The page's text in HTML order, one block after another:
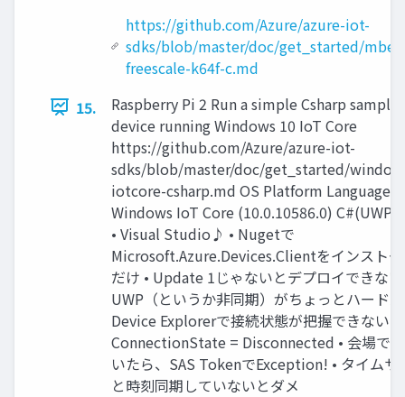
https://github.com/Azure/azure-iot-
sdks/blob/master/doc/get_started/
freescale-k64f-c.md
15.
Raspberry Pi 2 Run a simple Csharp sample
device running Windows 10 IoT Core
https://github.com/Azure/azure-iot-
sdks/blob/master/doc/get_started/
iotcore-csharp.md OS Platform Language
Windows IoT Core (10.0.10586.0) C#(UWP)
• Visual Studio♪ • Nugetで
Microsoft.Azure.Devices.Clientをインスト
だけ • Update 1じゃないとデプロイできない
UWP（というか非同期）がちょっとハード
Device Explorerで接続状態が把握できない •
ConnectionState = Disconnected • 会場で
いたら、SAS TokenでException! • タイムサ
と時刻同期していないとダメ